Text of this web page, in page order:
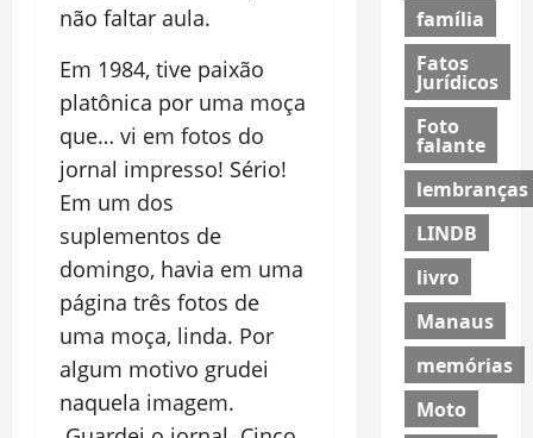
não faltar aula.
Em 1984, tive paixão
platônica por uma moça
que… vi em fotos do
jornal impresso! Sério!
Em um dos
suplementos de
domingo, havia em uma
página três fotos de
uma moça, linda. Por
algum motivo grudei
naquela imagem.
família
Fatos
Jurídicos
Foto
falante
lembranças
LINDB
livro
Manaus
memórias
Moto